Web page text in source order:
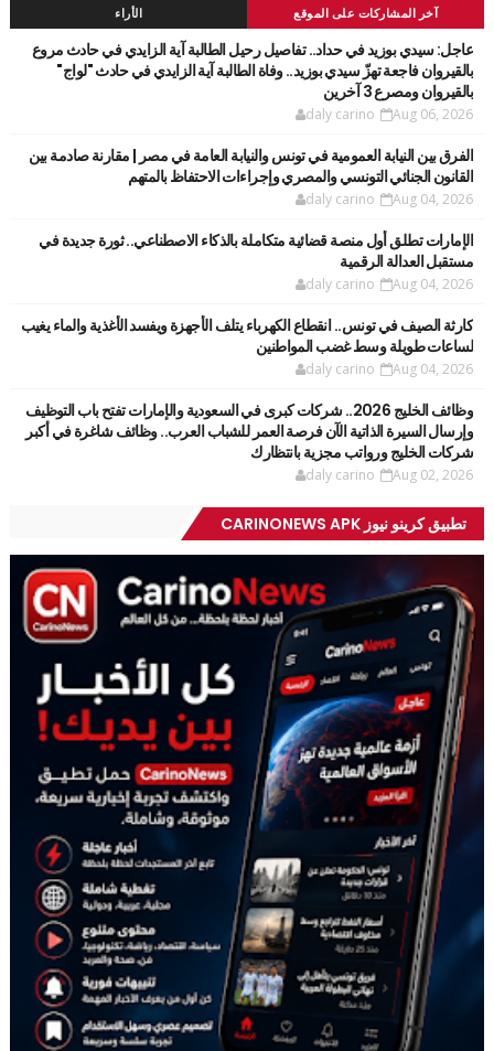
آخر المشاركات على الموقع الأراء
عاجل: سيدي بوزيد في حداد.. تفاصيل رحيل الطالبة آية الزايدي في حادث مروع
بالقيروان فاجعة تهزّ سيدي بوزيد.. وفاة الطالبة آية الزايدي في حادث "لواج"
بالقيروان ومصرع 3 آخرين
daly carino Aug 06, 2026
الفرق بين النيابة العمومية في تونس والنيابة العامة في مصر | مقارنة صادمة بين
القانون الجنائي التونسي والمصري وإجراءات الاحتفاظ بالمتهم
daly carino Aug 04, 2026
الإمارات تطلق أول منصة قضائية متكاملة بالذكاء الاصطناعي.. ثورة جديدة في
مستقبل العدالة الرقمية
daly carino Aug 04, 2026
كارثة الصيف في تونس.. انقطاع الكهرباء يتلف الأجهزة ويفسد الأغذية والماء يغيب
لساعات طويلة وسط غضب المواطنين
daly carino Aug 04, 2026
وظائف الخليج 2026.. شركات كبرى في السعودية والإمارات تفتح باب التوظيف
وإرسال السيرة الذاتية الآن فرصة العمر للشباب العرب.. وظائف شاغرة في أكبر
شركات الخليج ورواتب مجزية بانتظارك
daly carino Aug 02, 2026
تطبيق كرينو نيوز CARINONEWS APK